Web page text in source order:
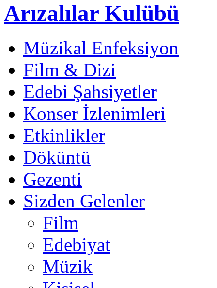
Arızalılar Kulübü
Müzikal Enfeksiyon
Film & Dizi
Edebi Şahsiyetler
Konser İzlenimleri
Etkinlikler
Döküntü
Gezenti
Sizden Gelenler
Film
Edebiyat
Müzik